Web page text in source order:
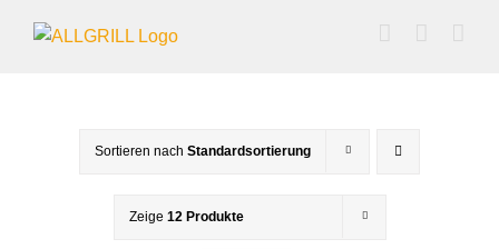
Inhalt
Sortieren nach Standardsortierung
Zeige 12 Produkte